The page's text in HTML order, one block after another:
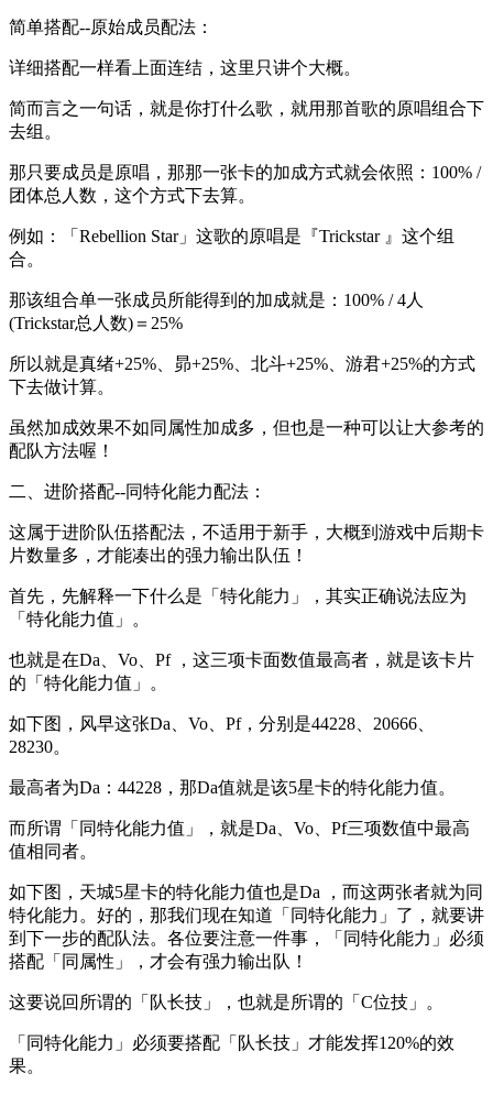
简单搭配--原始成员配法：
详细搭配一样看上面连结，这里只讲个大概。
简而言之一句话，就是你打什么歌，就用那首歌的原唱组合下
去组。
那只要成员是原唱，那那一张卡的加成方式就会依照：100% /
团体总人数，这个方式下去算。
例如：「Rebellion Star」这歌的原唱是『Trickstar 』这个组
合。
那该组合单一张成员所能得到的加成就是：100% / 4人
(Trickstar总人数)＝25%
所以就是真绪+25%、昴+25%、北斗+25%、游君+25%的方式
下去做计算。
虽然加成效果不如同属性加成多，但也是一种可以让大参考的
配队方法喔！
二、进阶搭配--同特化能力配法：
这属于进阶队伍搭配法，不适用于新手，大概到游戏中后期卡
片数量多，才能凑出的强力输出队伍！
首先，先解释一下什么是「特化能力」，其实正确说法应为
「特化能力值」。
也就是在Da、Vo、Pf ，这三项卡面数值最高者，就是该卡片
的「特化能力值」。
如下图，风早这张Da、Vo、Pf，分别是44228、20666、
28230。
最高者为Da：44228，那Da值就是该5星卡的特化能力值。
而所谓「同特化能力值」，就是Da、Vo、Pf三项数值中最高
值相同者。
如下图，天城5星卡的特化能力值也是Da ，而这两张者就为同
特化能力。好的，那我们现在知道「同特化能力」了，就要讲
到下一步的配队法。各位要注意一件事，「同特化能力」必须
搭配「同属性」，才会有强力输出队！
这要说回所谓的「队长技」，也就是所谓的「C位技」。
「同特化能力」必须要搭配「队长技」才能发挥120%的效
果。